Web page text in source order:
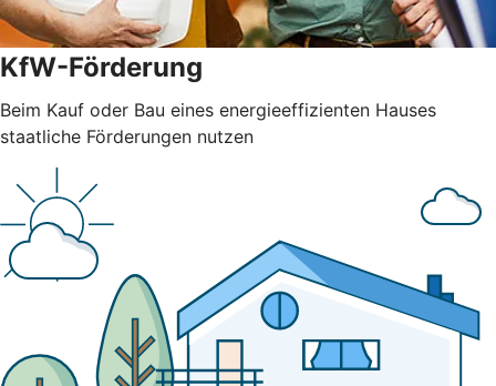
KfW-Förderung
Beim Kauf oder Bau eines energieeffizienten Hauses
staatliche Förderungen nutzen